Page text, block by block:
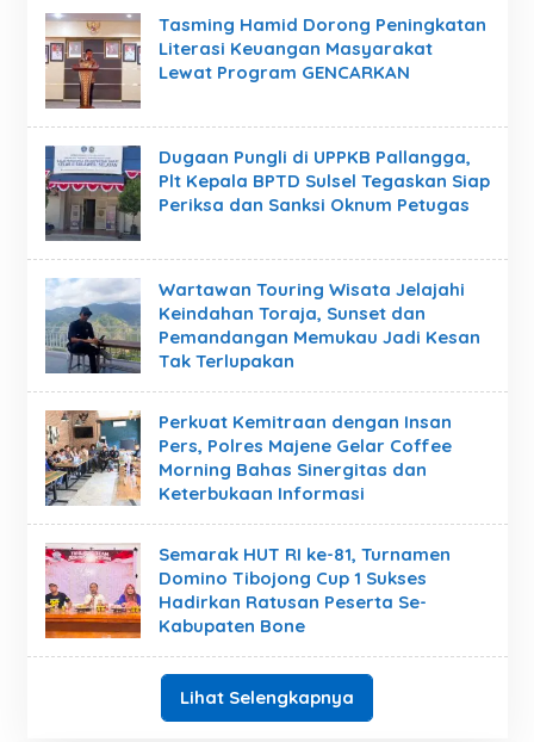
Tasming Hamid Dorong Peningkatan
Literasi Keuangan Masyarakat
Lewat Program GENCARKAN
Dugaan Pungli di UPPKB Pallangga,
Plt Kepala BPTD Sulsel Tegaskan Siap
Periksa dan Sanksi Oknum Petugas
Wartawan Touring Wisata Jelajahi
Keindahan Toraja, Sunset dan
Pemandangan Memukau Jadi Kesan
Tak Terlupakan
Perkuat Kemitraan dengan Insan
Pers, Polres Majene Gelar Coffee
Morning Bahas Sinergitas dan
Keterbukaan Informasi
Semarak HUT RI ke-81, Turnamen
Domino Tibojong Cup 1 Sukses
Hadirkan Ratusan Peserta Se-
Kabupaten Bone
Lihat Selengkapnya